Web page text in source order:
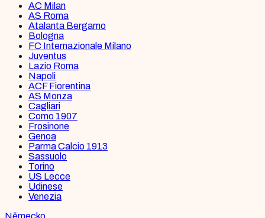
AC Milan
AS Roma
Atalanta Bergamo
Bologna
FC Internazionale Milano
Juventus
Lazio Roma
Napoli
ACF Fiorentina
AS Monza
Cagliari
Como 1907
Frosinone
Genoa
Parma Calcio 1913
Sassuolo
Torino
US Lecce
Udinese
Venezia
Německo